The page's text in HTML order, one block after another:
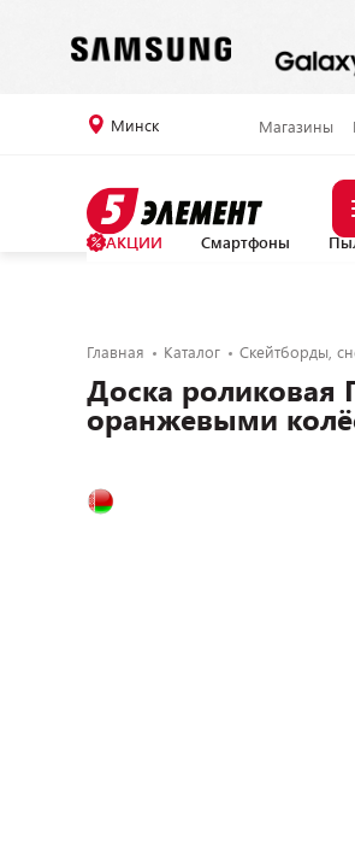
Минск Магазины
АКЦИИ Смартфоны
Главная Каталог Скейтборды,
Доска роликовая
оранжевыми